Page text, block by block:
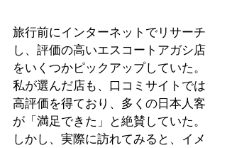
旅行前にインターネットでリサーチ
し、評価の高いエスコートアガシ店
をいくつかピックアップしていた。
私が選んだ店も、口コミサイトでは
高評価を得ており、多くの日本人客
が「満足できた」と絶賛していた。
しかし、実際に訪れてみると、イメ